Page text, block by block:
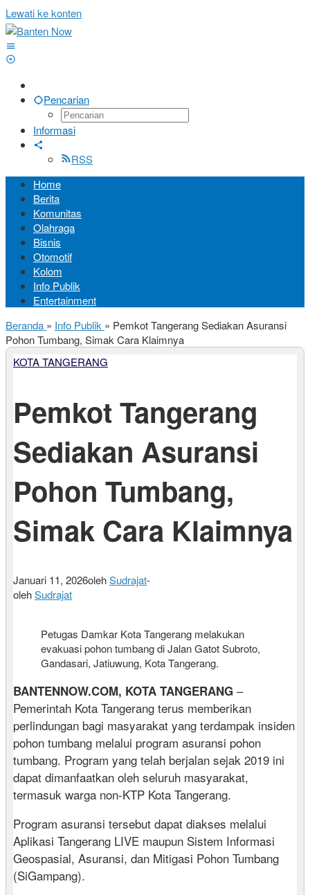
Lewati ke konten
Pencarian
Informasi
RSS
Home
Berita
Komunitas
Olahraga
Bisnis
Otomotif
Kolom
Info Publik
Entertainment
Beranda » Info Publik » Pemkot Tangerang Sediakan Asuransi
Pohon Tumbang, Simak Cara Klaimnya
KOTA TANGERANG
Pemkot Tangerang
Sediakan Asuransi
Pohon Tumbang,
Simak Cara Klaimnya
Januari 11, 2026olehSudrajat-
olehSudrajat
Petugas Damkar Kota Tangerang melakukan
evakuasi pohon tumbang di Jalan Gatot Subroto,
Gandasari, Jatiuwung, Kota Tangerang.
BANTENNOW.COM, KOTA TANGERANG –
Pemerintah Kota Tangerang terus memberikan
perlindungan bagi masyarakat yang terdampak insiden
pohon tumbang melalui program asuransi pohon
tumbang. Program yang telah berjalan sejak 2019 ini
dapat dimanfaatkan oleh seluruh masyarakat,
termasuk warga non-KTP Kota Tangerang.
Program asuransi tersebut dapat diakses melalui
Aplikasi Tangerang LIVE maupun Sistem Informasi
Geospasial, Asuransi, dan Mitigasi Pohon Tumbang
(SiGampang).